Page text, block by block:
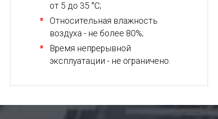
от 5 до 35 °С;
Относительная влажность
воздуха - не более 80%;
Время непрерывной
эксплуатации - не ограничено.